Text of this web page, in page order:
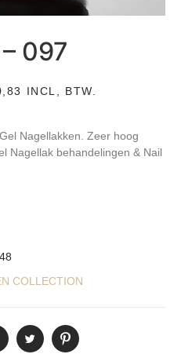
097
INCL, BTW.
Nagellakken. Zeer hoog
Nagellak behandelingen & Nail
COLLECTION